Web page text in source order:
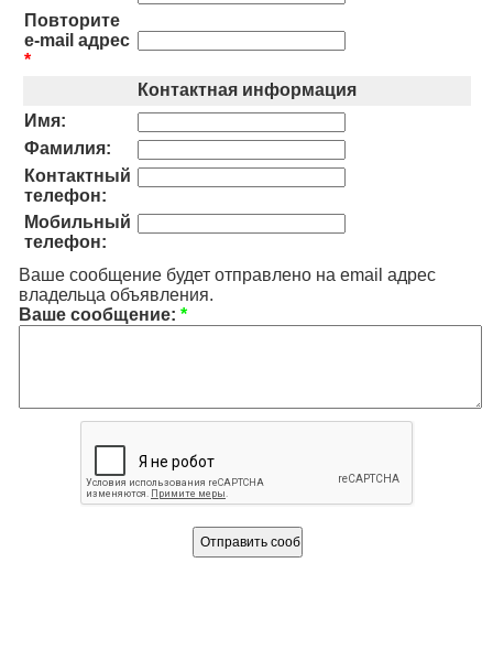
Повторите
e-mail адрес
*
Контактная информация
Имя:
Фамилия:
Контактный
телефон:
Мобильный
телефон:
Ваше сообщение будет отправлено на email адрес
владельца объявления.
Ваше сообщение: *